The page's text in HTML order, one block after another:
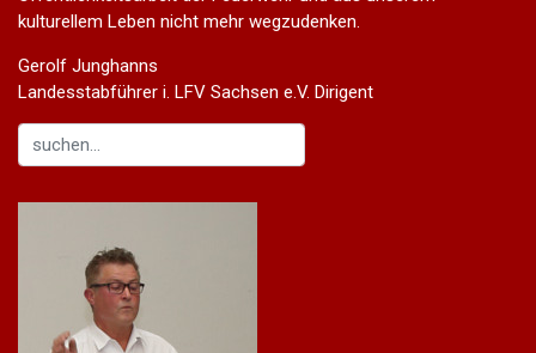
kulturellem Leben nicht mehr wegzudenken.
Gerolf Junghanns
Landesstabführer i. LFV Sachsen e.V. Dirigent